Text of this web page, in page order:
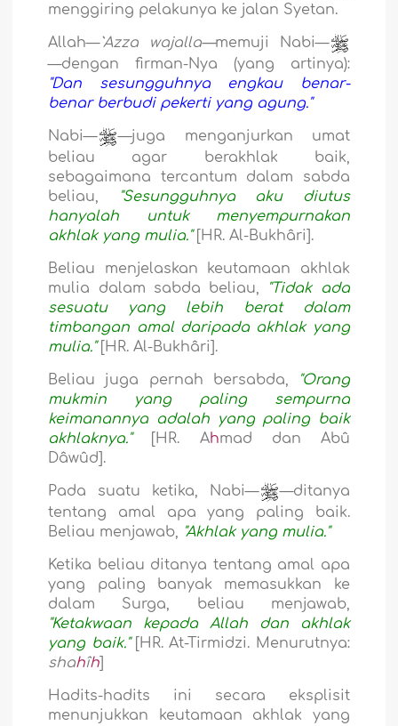
menggiring pelakunya ke jalan Syetan.
Allah—`Azza wajalla—memuji Nabi—
—dengan firman-Nya (yang artinya):
"Dan sesungguhnya engkau benar-
benar berbudi pekerti yang agung."
Nabi—
—juga menganjurkan umat
beliau agar berakhlak baik,
sebagaimana tercantum dalam sabda
beliau,
"Sesungguhnya aku diutus
hanyalah untuk menyempurnakan
akhlak yang mulia." [HR. Al-Bukhâri].
Beliau menjelaskan keutamaan akhlak
mulia dalam sabda beliau,
"Tidak ada
sesuatu yang lebih berat dalam
timbangan amal daripada akhlak yang
mulia." [HR. Al-Bukhâri].
Beliau juga pernah bersabda,
"Orang
mukmin yang paling sempurna
keimanannya adalah yang paling baik
akhlaknya."
[HR. Ahmad dan Abû
Dâwûd].
Pada suatu ketika, Nabi—
—ditanya
tentang amal apa yang paling baik.
Beliau menjawab, "Akhlak yang mulia."
Ketika beliau ditanya tentang amal apa
yang paling banyak memasukkan ke
dalam Surga, beliau menjawab,
"Ketakwaan kepada Allah dan akhlak
yang baik." [HR. At-Tirmidzi. Menurutnya:
shahîh
Hadits-hadits ini secara eksplisit
menunjukkan keutamaan akhlak yang